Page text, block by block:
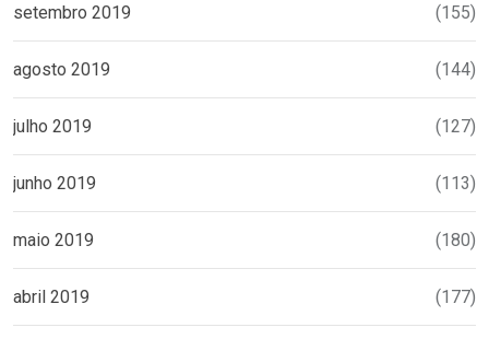
setembro 2019 (155)
agosto 2019 (144)
julho 2019 (127)
junho 2019 (113)
maio 2019 (180)
abril 2019 (177)